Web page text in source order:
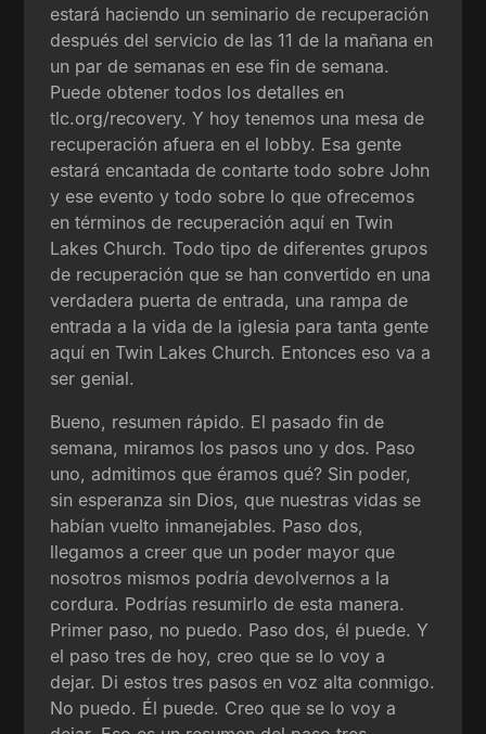
estará haciendo un seminario de recuperación
después del servicio de las 11 de la mañana en
un par de semanas en ese fin de semana.
Puede obtener todos los detalles en
tlc.org/recovery. Y hoy tenemos una mesa de
recuperación afuera en el lobby. Esa gente
estará encantada de contarte todo sobre John
y ese evento y todo sobre lo que ofrecemos
en términos de recuperación aquí en Twin
Lakes Church. Todo tipo de diferentes grupos
de recuperación que se han convertido en una
verdadera puerta de entrada, una rampa de
entrada a la vida de la iglesia para tanta gente
aquí en Twin Lakes Church. Entonces eso va a
ser genial.
Bueno, resumen rápido. El pasado fin de
semana, miramos los pasos uno y dos. Paso
uno, admitimos que éramos qué? Sin poder,
sin esperanza sin Dios, que nuestras vidas se
habían vuelto inmanejables. Paso dos,
llegamos a creer que un poder mayor que
nosotros mismos podría devolvernos a la
cordura. Podrías resumirlo de esta manera.
Primer paso, no puedo. Paso dos, él puede. Y
el paso tres de hoy, creo que se lo voy a
dejar. Di estos tres pasos en voz alta conmigo.
No puedo. Él puede. Creo que se lo voy a